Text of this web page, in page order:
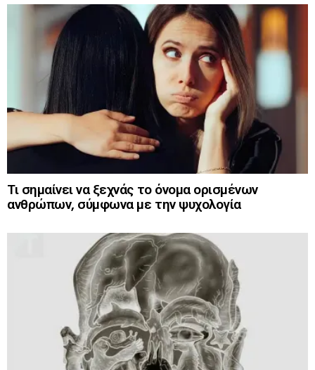
Τι σημαίνει να ξεχνάς το όνομα ορισμένων
ανθρώπων, σύμφωνα με την ψυχολογία